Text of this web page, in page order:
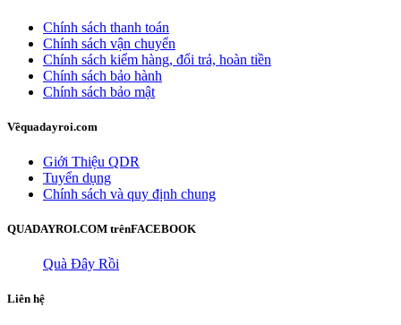
Chính sách thanh toán
Chính sách vận chuyển
Chính sách kiểm hàng, đổi trả, hoàn tiền
Chính sách bảo hành
Chính sách bảo mật
Vềquadayroi.com
Giới Thiệu QDR
Tuyển dụng
Chính sách và quy định chung
QUADAYROI.COM trênFACEBOOK
Quà Đây Rồi
Liên hệ